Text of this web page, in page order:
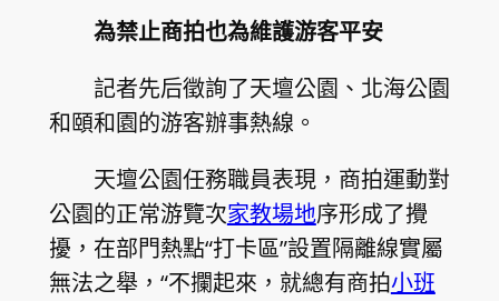
為禁止商拍也為維護游客平安
記者先后徵詢了天壇公園、北海公園
和頤和園的游客辦事熱線。
天壇公園任務職員表現，商拍運動對
公園的正常游覽次家教場地序形成了攪
擾，在部門熱點“打卡區”設置隔離線實屬
無法之舉，“不攔起來，就總有商拍小班